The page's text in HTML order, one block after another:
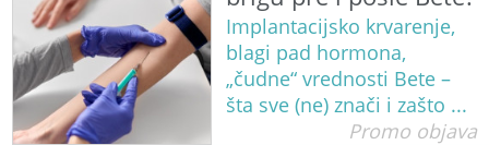
Implantacijsko krvarenje,
blagi pad hormona,
„čudne“ vrednosti Bete –
šta sve (ne) znači i zašto ...
Promo objava